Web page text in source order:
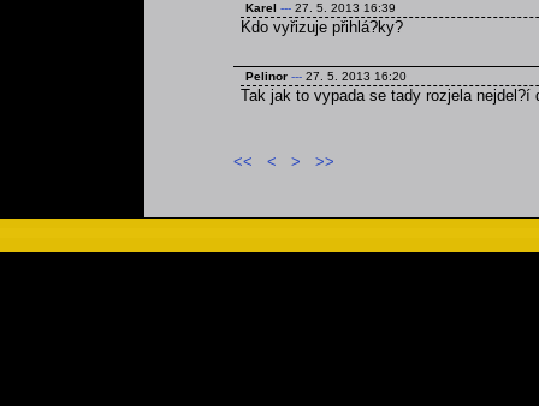
Karel --- 27. 5. 2013 16:39
Kdo vyřizuje přihlá?ky?
Pelinor --- 27. 5. 2013 16:20
Tak jak to vypada se tady rozjela nejdel?í
<< < > >>